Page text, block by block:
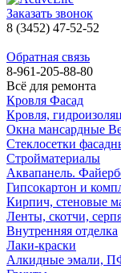
Заказать звонок
8 (3452) 47-52-52
Обратная связь
8-961-205-88-80
Всё для ремонта
Кровля Фасад
Кровля,
Окна мансардные
Стеклосетки
Стройматериалы
Аквапанель.
Гипсокартон и
Кирпич, стеновые
Ленты, скотчи,
Внутренняя отделка
Лаки-краски
Алкидные эмали,